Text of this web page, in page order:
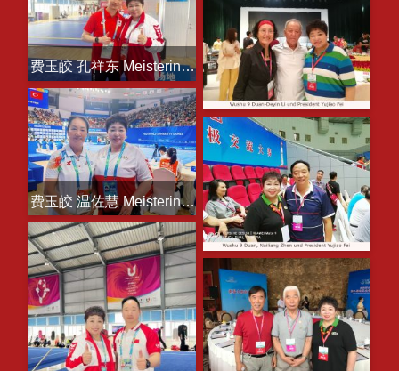
费玉皎 孔祥东 Meisterin Fei und Xiangdong Kong
费玉皎 温佐慧 Meisterin Fei und Zuohui Wen